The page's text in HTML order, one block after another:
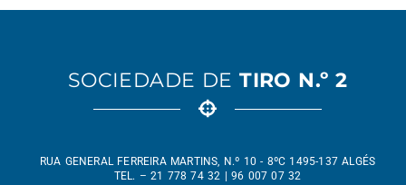
SOCIEDADE DE TIRO N.º 2
RUA GENERAL FERREIRA MARTINS, N.º 10 - 8ºC 1495-137 ALGÉS
TEL. – 21 778 74 32 | 96 007 07 32